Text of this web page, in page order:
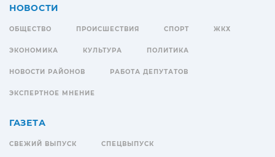
НОВОСТИ
ОБЩЕСТВО ПРОИСШЕСТВИЯ СПОРТ ЖКХ
ЭКОНОМИКА КУЛЬТУРА ПОЛИТИКА
НОВОСТИ РАЙОНОВ РАБОТА ДЕПУТАТОВ
ЭКСПЕРТНОЕ МНЕНИЕ
ГАЗЕТА
СВЕЖИЙ ВЫПУСК СПЕЦВЫПУСК